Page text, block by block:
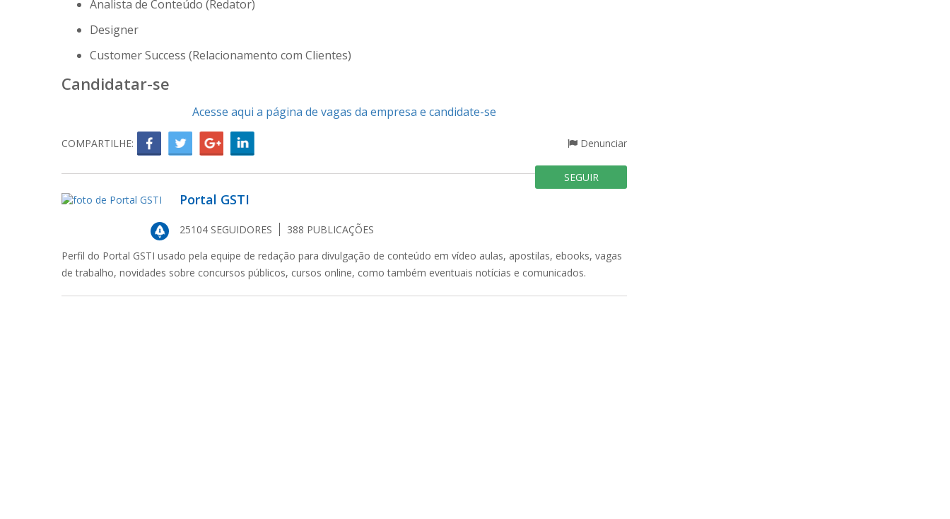
Analista de Conteúdo (Redator)
Designer
Customer Success (Relacionamento com Clientes)
Candidatar-se
Acesse aqui a página de vagas da empresa e candidate-se
COMPARTILHE: Denunciar
Portal GSTI
25104 SEGUIDORES 388 PUBLICAÇÕES
SEGUIR
Perfil do Portal GSTI usado pela equipe de redação para divulgação de conteúdo em vídeo aulas, apostilas, ebooks, vagas
de trabalho, novidades sobre concursos públicos, cursos online, como também eventuais notícias e comunicados.